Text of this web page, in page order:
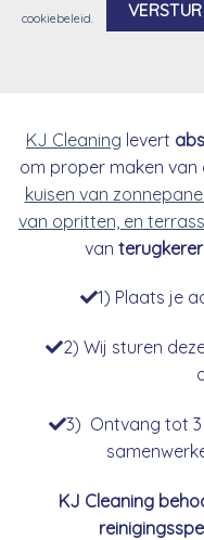
cookiebeleid.
KJ Cleaning levert
om proper maken van
kuisen van
van opritten, en
van
1) Plaats je
2) Wij sturen
3) Ontvang tot 3
KJ Cleaning